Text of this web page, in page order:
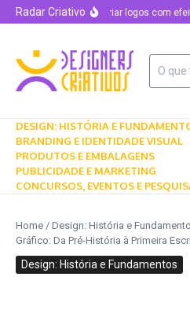
Radar CriativoComo criar logos com
DESIGN: HISTÓRIA E
BRANDING E IDENTIDADE VISUAL
PRODUTOS E EMBALAGENS
PUBLICIDADE E MARKETING
CONCURSOS, EVENTOS E
Home / Design: História e
Gráfico: Da Pré-História à Primeira
Design: História e Fundamentos